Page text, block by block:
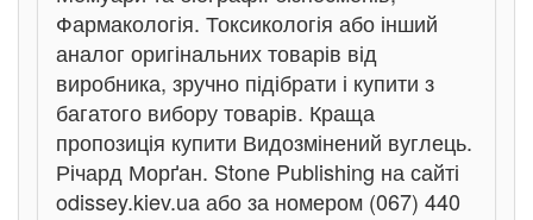
Фармакологія. Токсикологія або інший
аналог оригінальних товарів від
виробника, зручно підібрати і купити з
багатого вибору товарів. Краща
пропозиція купити Видозмінений вуглець.
Річард Морґан. Stone Publishing на сайті
odissey.kiev.ua або за номером (067) 440